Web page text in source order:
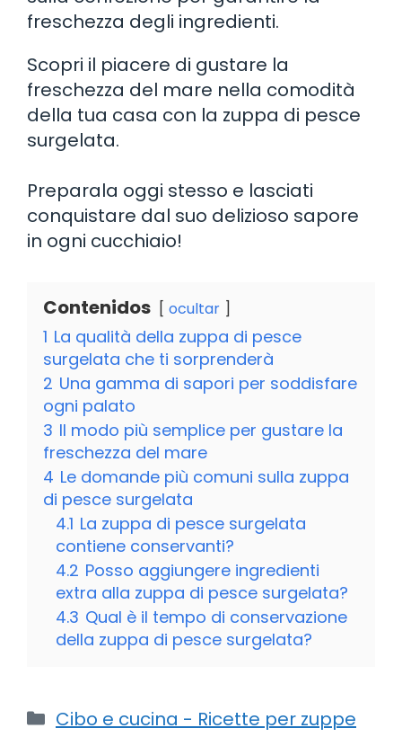
freschezza degli ingredienti.
Scopri il piacere di gustare la
freschezza del mare nella comodità
della tua casa con la zuppa di pesce
surgelata.
Preparala oggi stesso e lasciati
conquistare dal suo delizioso sapore
in ogni cucchiaio!
Contenidos ocultar
1 La qualità della zuppa di pesce
surgelata che ti sorprenderà
2 Una gamma di sapori per soddisfare
ogni palato
3 Il modo più semplice per gustare la
freschezza del mare
4 Le domande più comuni sulla zuppa
di pesce surgelata
4.1 La zuppa di pesce surgelata
contiene conservanti?
4.2 Posso aggiungere ingredienti
extra alla zuppa di pesce surgelata?
4.3 Qual è il tempo di conservazione
della zuppa di pesce surgelata?
Categorie
Cibo e cucina - Ricette per zuppe